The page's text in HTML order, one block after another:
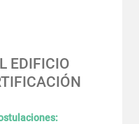
EDIFICIO